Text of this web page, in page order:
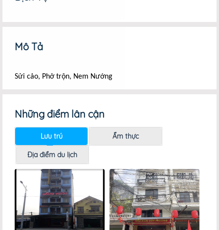
Mô Tả
Sửi cảo, Phở trộn, Nem Nướng
Những điểm lân cận
Lưu trú Ẩm thực
Địa điểm du lịch